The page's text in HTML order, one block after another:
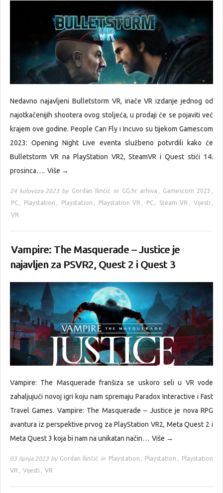
Nedavno najavljeni Bulletstorm VR, inače VR izdanje jednog od
najotkačenijih shootera ovog stoljeća, u prodaji će se pojaviti već
krajem ove godine. People Can Fly i Incuvo su tijekom Gamescom
2023: Opening Night Live eventa službeno potvrdili kako će
Bulletstorm VR na PlayStation VR2, SteamVR i Quest stići 14.
prosinca…. Više →
24 kolovoza 2023 by Gordan Ilinčić in GG.hr arhiva , Gamescom 2023 ,
PC , Playstation , Playstation , Playstation VR , PC , Steam VR , Vijesti ,
VR
Vampire: The Masquerade – Justice je
najavljen za PSVR2, Quest 2 i Quest 3
Vampire: The Masquerade franšiza se uskoro seli u VR vode
zahaljujući novoj igri koju nam spremaju Paradox Interactive i Fast
Travel Games. Vampire: The Masquerade – Justice je nova RPG
avantura iz perspektive prvog za PlayStation VR2, Meta Quest 2 i
Meta Quest 3 koja bi nam na unikatan način… Više →
03 lipnja 2023 by Gordan Ilinčić in Playstation , Playstation ,
Playstation
VR , Vijesti , VR